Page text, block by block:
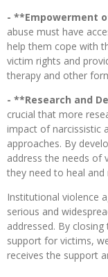
- **Empowerment
abuse must have
help them cope with
victim rights and
therapy and other
- **Research and
crucial that more
impact of narcissistic
approaches. By
address the needs of
they need to heal and
Institutional violence
serious and
addressed. By
support for victims,
receives the support